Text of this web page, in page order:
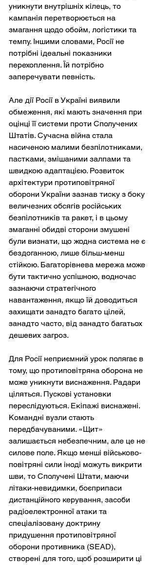
уникнути внутрішніх кілець, то
кампанія перетворюється на
змагання щодо обойм, логістики та
темпу. Іншими словами, Росії не
потрібні ідеальні показники
перехоплення. Їй потрібно
заперечувати певність.
Але дії Росії в Україні виявили
обмеження, які мають значення при
оцінці її системи проти Сполучених
Штатів. Сучасна війна стала
насиченою малими безпілотниками,
пастками, змішаними залпами та
швидкою адаптацією. Розвиток
архітектури протиповітряної
оборони України зазнав тиску з боку
величезних обсягів російських
безпілотників та ракет, і в цьому
змаганні обидві сторони змушені
були визнати, що жодна система не є
бездоганною, лише більш-менш
стійкою. Багаторівнева мережа може
бути тактично успішною, водночас
зазнаючи стратегічного
навантаження, якщо їй доводиться
захищати занадто багато цілей,
занадто часто, від занадто багатьох
дешевих загроз.
Для Росії неприємний урок полягає в
тому, що протиповітряна оборона не
може уникнути виснаження. Радари
ціляться. Пускові установки
переслідуються. Екіпажі виснажені.
Командні вузли стають
передбачуваними. «Щит»
залишається небезпечним, але це не
силове поле. Якщо менші військово-
повітряні сили іноді можуть викрити
шви, то Сполучені Штати, маючи
літаки-невидимки, боєприпаси
дистанційного керування, засоби
радіоелектронної атаки та
спеціалізовану доктрину
придушення протиповітряної
оборони противника (SEAD),
створені для того, щоб розширити ці